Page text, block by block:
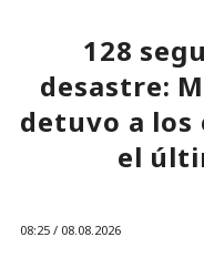
128
desastre:
detuvo a los
el
08:25 / 08.08.2026